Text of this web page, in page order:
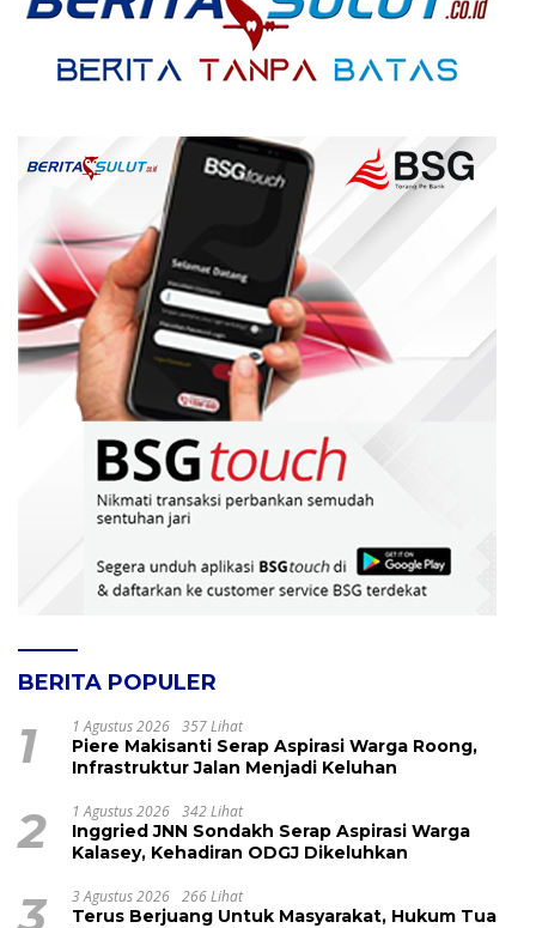
BERITA POPULER
1 1 Agustus 2026 357 Lihat
Piere Makisanti Serap Aspirasi Warga Roong,
Infrastruktur Jalan Menjadi Keluhan
2 1 Agustus 2026 342 Lihat
Inggried JNN Sondakh Serap Aspirasi Warga
Kalasey, Kehadiran ODGJ Dikeluhkan
3 3 Agustus 2026 266 Lihat
Terus Berjuang Untuk Masyarakat, Hukum Tua